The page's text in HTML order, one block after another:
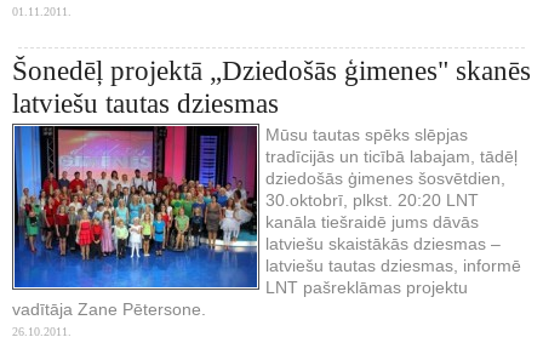
01.11.2011.
Šonedēļ projektā „Dziedošās ģimenes" skanēs
latviešu tautas dziesmas
Mūsu tautas spēks slēpjas
tradīcijās un ticībā labajam, tādēļ
dziedošās ģimenes šosvētdien,
30.oktobrī, plkst. 20:20 LNT
kanāla tiešraidē jums dāvās
latviešu skaistākās dziesmas –
latviešu tautas dziesmas, informē
LNT pašreklāmas projektu
vadītāja Zane Pētersone.
26.10.2011.